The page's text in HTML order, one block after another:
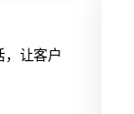
让客户